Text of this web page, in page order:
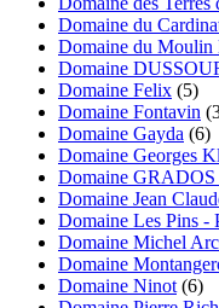
Domaine du
Domaine du Moulin
Domaine
Domaine Felix (5)
Domaine Fontavin
Domaine Gayda (6)
Domaine Georges
Domaine
Domaine Jean
Domaine Les Pins -
Domaine Michel
Domaine
Domaine Ninot (6)